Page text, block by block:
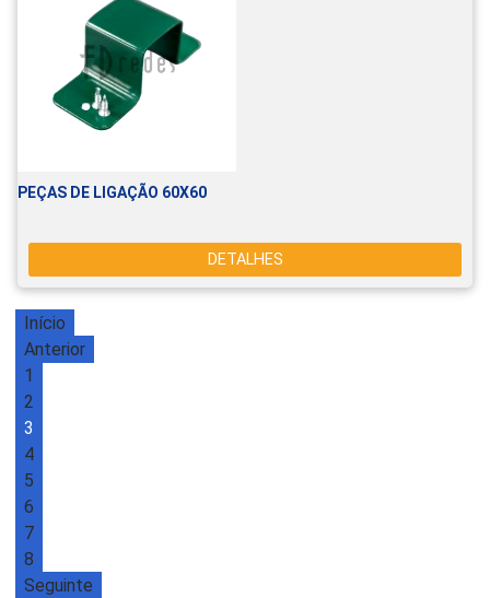
PEÇAS DE LIGAÇÃO 60X60
DETALHES
Início
Anterior
1
2
3
4
5
6
7
8
Seguinte